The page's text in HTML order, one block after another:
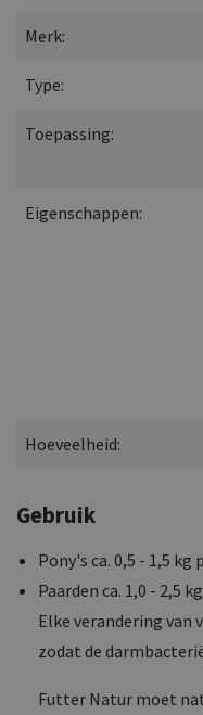
Merk:
Type:
Toepassing:
Eigenschappen:
Hoeveelheid:
Gebruik
Pony's ca. 0,5 - 1,5 kg
Paarden ca. 1,0 - 2,5
Elke verandering van
zodat de
Futter Natur moet